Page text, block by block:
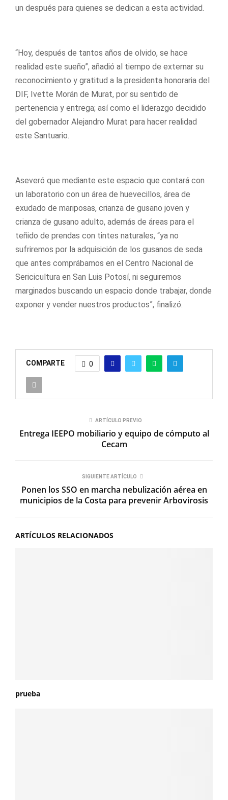
un después para quienes se dedican a esta actividad.
“Hoy, después de tantos años de olvido, se hace
realidad este sueño”, añadió al tiempo de externar su
reconocimiento y gratitud a la presidenta honoraria del
DIF, Ivette Morán de Murat, por su sentido de
pertenencia y entrega; así como el liderazgo decidido
del gobernador Alejandro Murat para hacer realidad
este Santuario.
Aseveró que mediante este espacio que contará con
un laboratorio con un área de huevecillos, área de
exudado de mariposas, crianza de gusano joven y
crianza de gusano adulto, además de áreas para el
teñido de prendas con tintes naturales, “ya no
sufriremos por la adquisición de los gusanos de seda
que antes comprábamos en el Centro Nacional de
Sericicultura en San Luis Potosí, ni seguiremos
marginados buscando un espacio donde trabajar, donde
exponer y vender nuestros productos”, finalizó.
COMPARTE 0
ARTÍCULO PREVIO
Entrega IEEPO mobiliario y equipo de cómputo al
Cecam
SIGUIENTE ARTÍCULO
Ponen los SSO en marcha nebulización aérea en
municipios de la Costa para prevenir Arbovirosis
ARTÍCULOS RELACIONADOS
prueba